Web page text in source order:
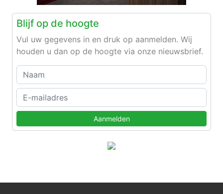
Blijf op de hoogte
Vul uw gegevens in en druk op aanmelden. Wij
houden u dan op de hoogte via onze nieuwsbrief.
Aanmelden